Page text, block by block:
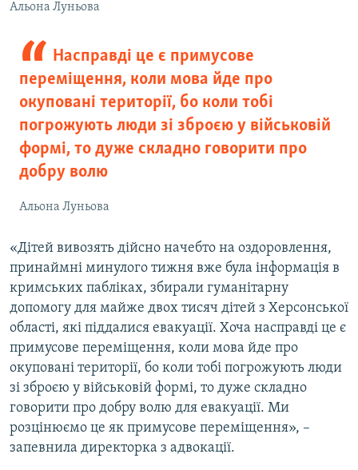
Альона Луньова
Насправді це є примусове
переміщення, коли мова йде про
окуповані території, бо коли тобі
погрожують люди зі зброєю у військовій
формі, то дуже складно говорити про
добру волю
Альона Луньова
«Дітей вивозять дійсно начебто на оздоровлення,
принаймні минулого тижня вже була інформація в
кримських пабліках, збирали гуманітарну
допомогу для майже двох тисяч дітей з Херсонської
області, які піддалися евакуації. Хоча насправді це є
примусове переміщення, коли мова йде про
окуповані території, бо коли тобі погрожують люди
зі зброєю у військовій формі, то дуже складно
говорити про добру волю для евакуації. Ми
розцінюємо це як примусове переміщення», –
запевнила директорка з адвокації.